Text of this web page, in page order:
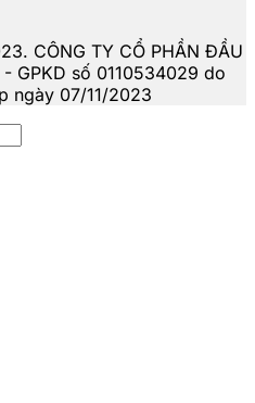
CÔNG TY CỔ PHẦN ĐẦU
- GPKD số 0110534029 do
ngày 07/11/2023